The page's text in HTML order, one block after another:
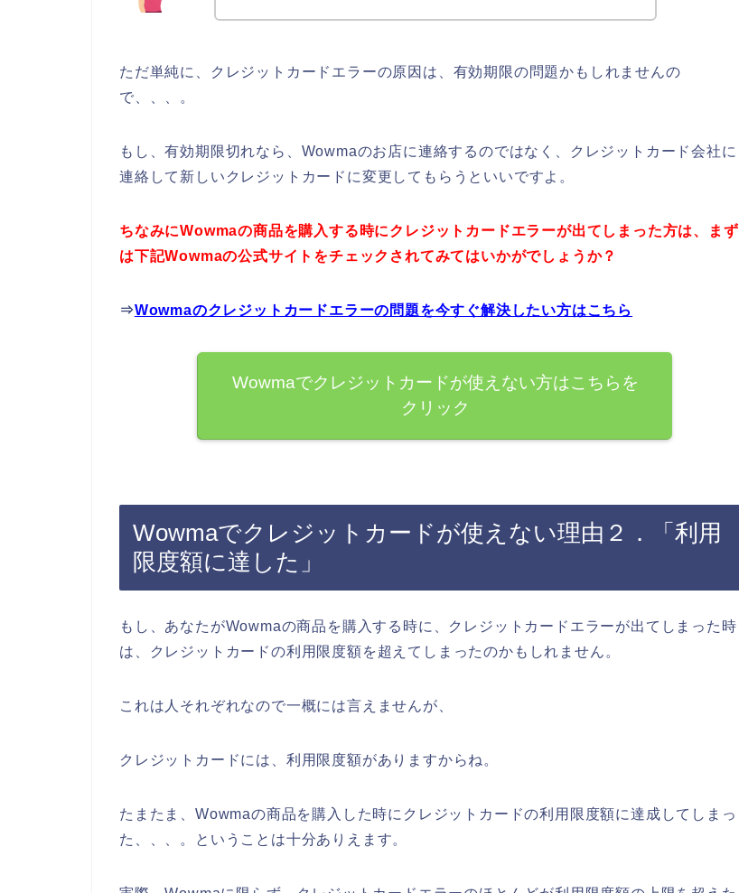
ただ単純に、クレジットカードエラーの原因は、有効期限の問題かもしれませんの
で、、、。
もし、有効期限切れなら、Wowmaのお店に連絡するのではなく、クレジットカード会社に
連絡して新しいクレジットカードに変更してもらうといいですよ。
ちなみにWowmaの商品を購入する時にクレジットカードエラーが出てしまった方は、まず
は下記Wowmaの公式サイトをチェックされてみてはいかがでしょうか？
⇒Wowmaのクレジットカードエラーの問題を今すぐ解決したい方はこちら
Wowmaでクレジットカードが使えない方はこちらを
クリック
Wowmaでクレジットカードが使えない理由２．「利用
限度額に達した」
もし、あなたがWowmaの商品を購入する時に、クレジットカードエラーが出てしまった時
は、クレジットカードの利用限度額を超えてしまったのかもしれません。
これは人それぞれなので一概には言えませんが、
クレジットカードには、利用限度額がありますからね。
たまたま、Wowmaの商品を購入した時にクレジットカードの利用限度額に達成してしまっ
た、、、。ということは十分ありえます。